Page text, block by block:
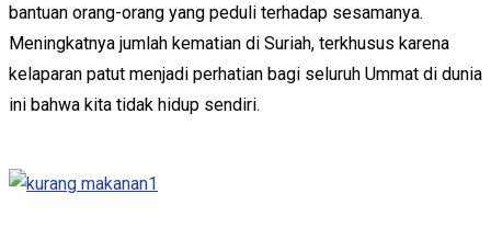
bantuan orang-orang yang peduli terhadap sesamanya.
Meningkatnya jumlah kematian di Suriah, terkhusus karena
kelaparan patut menjadi perhatian bagi seluruh Ummat di dunia
ini bahwa kita tidak hidup sendiri.